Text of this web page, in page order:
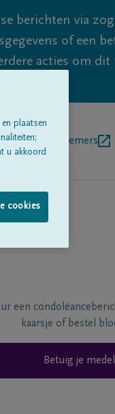
berichten via
of een
acties om dit
een
kaarsje of bestel
Betuig je
plaatsen
u akkoord
cookies